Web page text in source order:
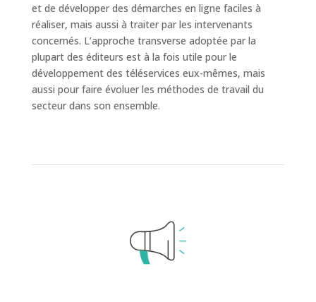
et de développer des démarches en ligne faciles à
réaliser, mais aussi à traiter par les intervenants
concernés. L’approche transverse adoptée par la
plupart des éditeurs est à la fois utile pour le
développement des téléservices eux-mêmes, mais
aussi pour faire évoluer les méthodes de travail du
secteur dans son ensemble.